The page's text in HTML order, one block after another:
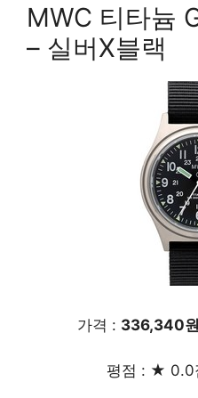
MWC 티타늄
– 실버X블랙
가격 : 336,340원
평점 : ★ 0.0